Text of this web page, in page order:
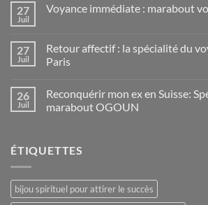
27
Juil
Voyance immédiate : marabout
27
Juil
Retour affectif : la spécialité du
Paris
26
Juil
Reconquérir mon ex en Suisse:
marabout OGOUN
ÉTIQUETTES
bijou spirituel pour attirer le succès